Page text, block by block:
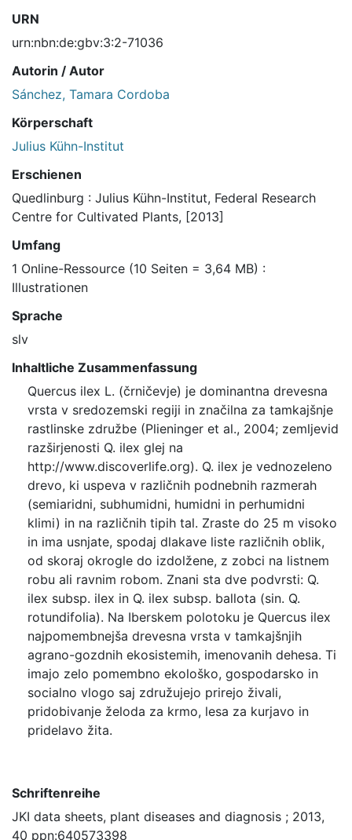
URN
urn:nbn:de:gbv:3:2-71036
Autorin / Autor
Sánchez, Tamara Cordoba
Körperschaft
Julius Kühn-Institut
Erschienen
Quedlinburg : Julius Kühn-Institut, Federal Research
Centre for Cultivated Plants, [2013]
Umfang
1 Online-Ressource (10 Seiten = 3,64 MB) :
Illustrationen
Sprache
slv
Inhaltliche Zusammenfassung
Quercus ilex L. (črničevje) je dominantna drevesna
vrsta v sredozemski regiji in značilna za tamkajšnje
rastlinske združbe (Plieninger et al., 2004; zemljevid
razširjenosti Q. ilex glej na
http://www.discoverlife.org). Q. ilex je vednozeleno
drevo, ki uspeva v različnih podnebnih razmerah
(semiaridni, subhumidni, humidni in perhumidni
klimi) in na različnih tipih tal. Zraste do 25 m visoko
in ima usnjate, spodaj dlakave liste različnih oblik,
od skoraj okrogle do izdolžene, z zobci na listnem
robu ali ravnim robom. Znani sta dve podvrsti: Q.
ilex subsp. ilex in Q. ilex subsp. ballota (sin. Q.
rotundifolia). Na Iberskem polotoku je Quercus ilex
najpomembnejša drevesna vrsta v tamkajšnjih
agrano-gozdnih ekosistemih, imenovanih dehesa. Ti
imajo zelo pomembno ekološko, gospodarsko in
socialno vlogo saj združujejo prirejo živali,
pridobivanje želoda za krmo, lesa za kurjavo in
pridelavo žita.
Schriftenreihe
JKI data sheets, plant diseases and diagnosis ; 2013,
40 ppn:640573398